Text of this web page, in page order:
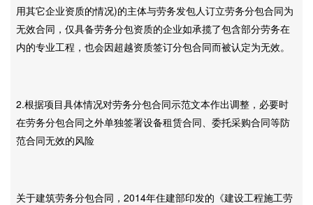
用其它企业资质的情况)的主体与劳务发包人订立劳务分包合同为
无效合同，仅具备劳务分包资质的企业如承揽了包含部分劳务在
内的专业工程，也会因超越资质签订分包合同而被认定为无效。
2.根据项目具体情况对劳务分包合同示范文本作出调整，必要时
在劳务分包合同之外单独签署设备租赁合同、委托采购合同等防
范合同无效的风险
关于建筑劳务分包合同，2014年住建部印发的《建设工程施工劳